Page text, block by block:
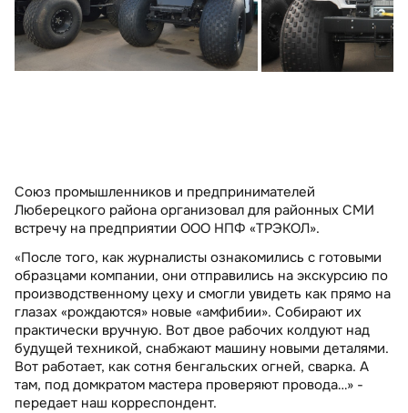
Союз промышленников и предпринимателей
Люберецкого района организовал для районных СМИ
встречу на предприятии ООО НПФ «ТРЭКОЛ».
«После того, как журналисты ознакомились с готовыми
образцами компании, они отправились на экскурсию по
производственному цеху и смогли увидеть как прямо на
глазах «рождаются» новые «амфибии». Собирают их
практически вручную. Вот двое рабочих колдуют над
будущей техникой, снабжают машину новыми деталями.
Вот работает, как сотня бенгальских огней, сварка. А
там, под домкратом мастера проверяют провода…» -
передает наш корреспондент.